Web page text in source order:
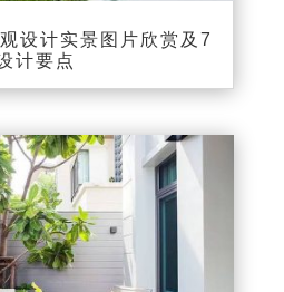
设计实景图片欣赏及7
计要点